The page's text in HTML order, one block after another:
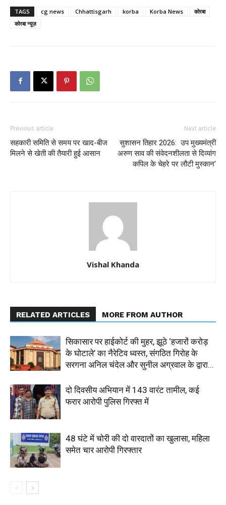
TAGS cg news Chhattisgarh korba Korba News
कोरबा
कोरबा न्यूज़
Previous article
सहकारी समिति से समय पर खाद-बीज
मिलने से खेती की तैयारी हुई आसान
Next article
सुशासन तिहार 2026: उप मुख्यमंत्री
अरुण साव की संवेदनशीलता से दिव्यांग
कपिल के चेहरे पर लौटी मुस्कान’
Vishal Khanda
RELATED ARTICLES MORE FROM AUTHOR
सिकासार पर हाईकोर्ट की मुहर, झूठे ‘हजारों करोड़
के घोटाले’ का नैरेटिव ध्वस्त, संगठित गिरोह के
सरगना अनिल चंदेल और सुनील अग्रवाल के द्वारा...
दो दिवसीय अभियान में 143 वारंट तामील, कई
फरार आरोपी पुलिस गिरफ्त में
48 घंटे में चोरी की दो वारदातों का खुलासा, महिला
समेत चार आरोपी गिरफ्तार